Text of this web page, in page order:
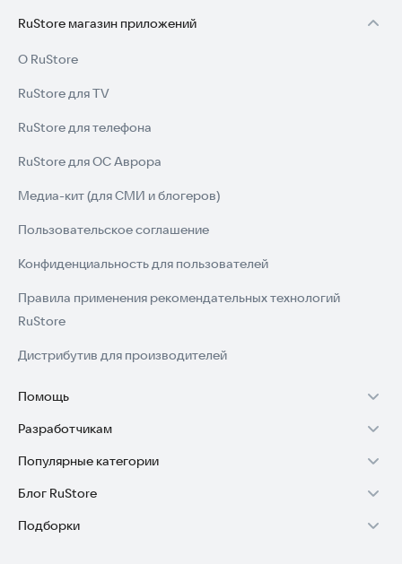
RuStore магазин приложений
О RuStore
RuStore для TV
RuStore для телефона
RuStore для ОС Аврора
Медиа-кит (для СМИ и блогеров)
Пользовательское соглашение
Конфиденциальность для пользователей
Правила применения рекомендательных технологий
RuStore
Дистрибутив для производителей
Помощь
Установка RuStore на TV
Установка RuStore на телефон
Установка RuStore в машину
Помощь пользователям RuStore
Разработчикам
Зарабатывать с RuStore
Стать разработчиком
Доступ к RuStore Консоль
Популярные категории
Игры для Android
Приложения банков
Блог RuStore
Обзоры игр для Android 2025
Подборки